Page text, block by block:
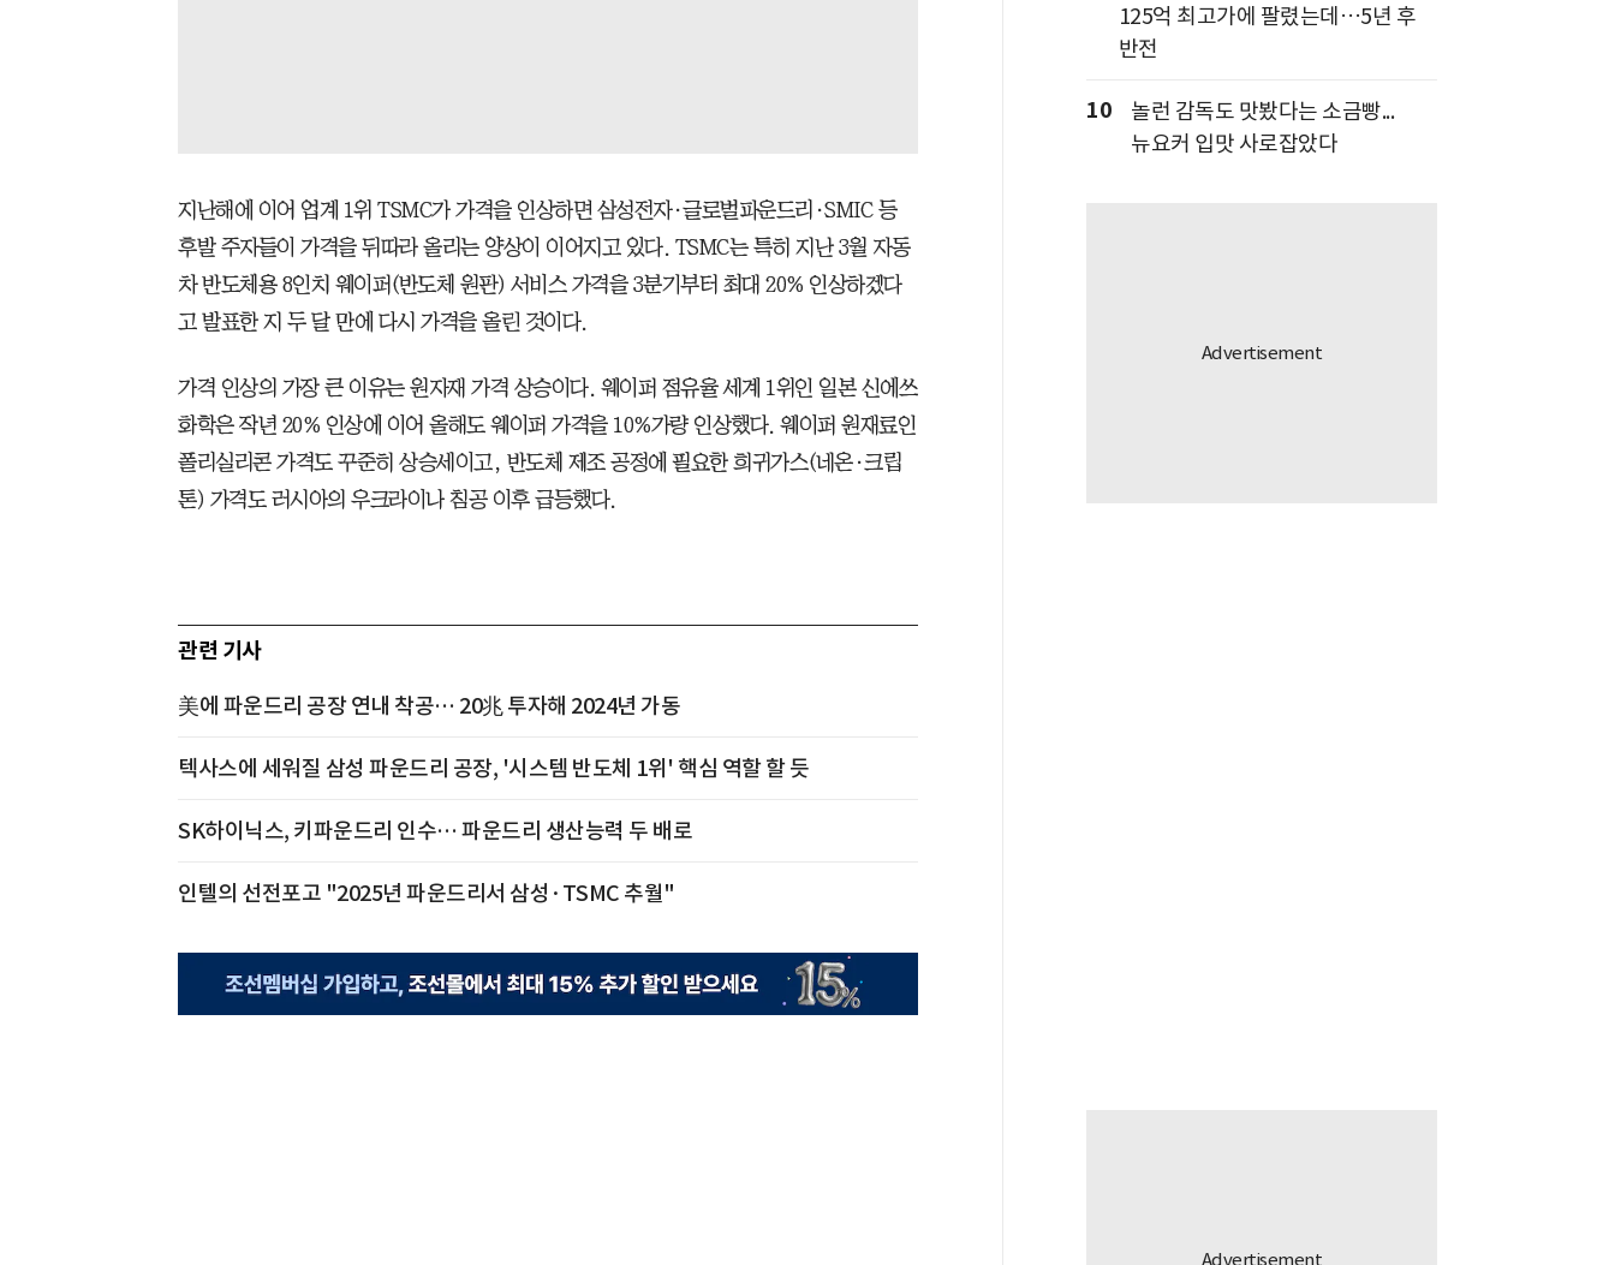
지난해에 이어 업계 1위 TSMC가 가격을 인상하면 삼성전자·글로벌파운드리·SMIC 등
후발 주자들이 가격을 뒤따라 올리는 양상이 이어지고 있다. TSMC는 특히 지난 3월 자동
차 반도체용 8인치 웨이퍼(반도체 원판) 서비스 가격을 3분기부터 최대 20% 인상하겠다
고 발표한 지 두 달 만에 다시 가격을 올린 것이다.
가격 인상의 가장 큰 이유는 원자재 가격 상승이다. 웨이퍼 점유율 세계 1위인 일본 신에쓰
화학은 작년 20% 인상에 이어 올해도 웨이퍼 가격을 10%가량 인상했다. 웨이퍼 원재료인
폴리실리콘 가격도 꾸준히 상승세이고, 반도체 제조 공정에 필요한 희귀가스(네온·크립
톤) 가격도 러시아의 우크라이나 침공 이후 급등했다.
관련 기사
美에 파운드리 공장 연내 착공… 20兆 투자해 2024년 가동
텍사스에 세워질 삼성 파운드리 공장, '시스템 반도체 1위' 핵심 역할 할 듯
SK하이닉스, 키파운드리 인수… 파운드리 생산능력 두 배로
인텔의 선전포고 "2025년 파운드리서 삼성·TSMC 추월"
125억 최고가에 팔렸는데…5년 후
반전
10
놀런 감독도 맛봤다는 소금빵...
뉴요커 입맛 사로잡았다